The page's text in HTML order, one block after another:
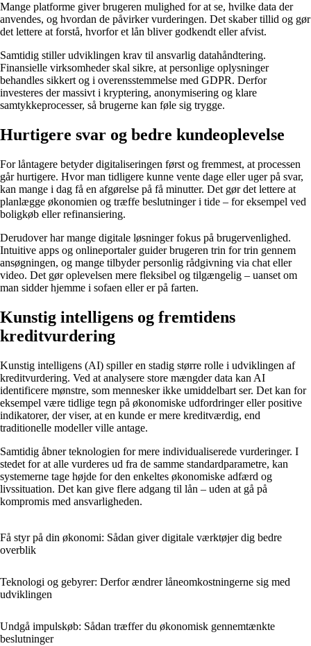
Mange platforme giver brugeren mulighed for at se, hvilke data der
anvendes, og hvordan de påvirker vurderingen. Det skaber tillid og gør
det lettere at forstå, hvorfor et lån bliver godkendt eller afvist.
Samtidig stiller udviklingen krav til ansvarlig datahåndtering.
Finansielle virksomheder skal sikre, at personlige oplysninger
behandles sikkert og i overensstemmelse med GDPR. Derfor
investeres der massivt i kryptering, anonymisering og klare
samtykkeprocesser, så brugerne kan føle sig trygge.
Hurtigere svar og bedre kundeoplevelse
For låntagere betyder digitaliseringen først og fremmest, at processen
går hurtigere. Hvor man tidligere kunne vente dage eller uger på svar,
kan mange i dag få en afgørelse på få minutter. Det gør det lettere at
planlægge økonomien og træffe beslutninger i tide – for eksempel ved
boligkøb eller refinansiering.
Derudover har mange digitale løsninger fokus på brugervenlighed.
Intuitive apps og onlineportaler guider brugeren trin for trin gennem
ansøgningen, og mange tilbyder personlig rådgivning via chat eller
video. Det gør oplevelsen mere fleksibel og tilgængelig – uanset om
man sidder hjemme i sofaen eller er på farten.
Kunstig intelligens og fremtidens
kreditvurdering
Kunstig intelligens (AI) spiller en stadig større rolle i udviklingen af
kreditvurdering. Ved at analysere store mængder data kan AI
identificere mønstre, som mennesker ikke umiddelbart ser. Det kan for
eksempel være tidlige tegn på økonomiske udfordringer eller positive
indikatorer, der viser, at en kunde er mere kreditværdig, end
traditionelle modeller ville antage.
Samtidig åbner teknologien for mere individualiserede vurderinger. I
stedet for at alle vurderes ud fra de samme standardparametre, kan
systemerne tage højde for den enkeltes økonomiske adfærd og
livssituation. Det kan give flere adgang til lån – uden at gå på
kompromis med ansvarligheden.
Få styr på din økonomi: Sådan giver digitale værktøjer dig bedre
overblik
Teknologi og gebyrer: Derfor ændrer låneomkostningerne sig med
udviklingen
Undgå impulskøb: Sådan træffer du økonomisk gennemtænkte
beslutninger